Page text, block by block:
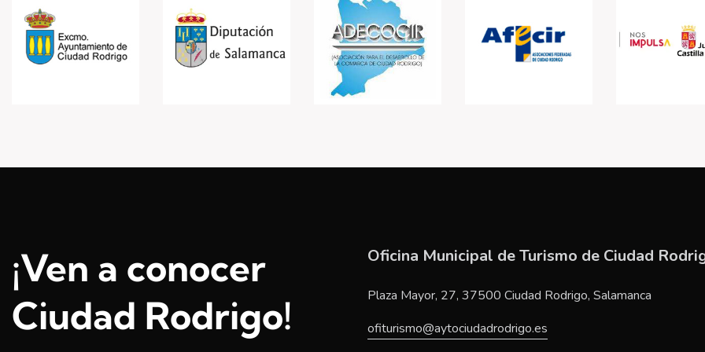
¡Ven a conocer
Ciudad Rodrigo!
Oficina Municipal de Turismo de Ciudad
Plaza Mayor, 27, 37500 Ciudad Rodrigo, Salamanca
ofiturismo@aytociudadrodrigo.es